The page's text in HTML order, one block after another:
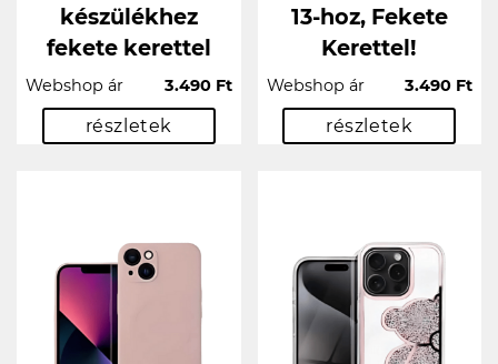
készülékhez
fekete kerettel
Webshop ár 3.490 Ft
részletek
13-hoz, Fekete
Kerettel!
Webshop ár 3.490 Ft
részletek